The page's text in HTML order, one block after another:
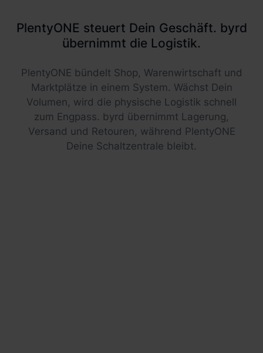
PlentyONE steuert Dein Geschäft. byrd
übernimmt die Logistik.
PlentyONE bündelt Shop, Warenwirtschaft und
Marktplätze in einem System. Wächst Dein
Volumen, wird die physische Logistik schnell
zum Engpass. byrd übernimmt Lagerung,
Versand und Retouren, während PlentyONE
Deine Schaltzentrale bleibt.